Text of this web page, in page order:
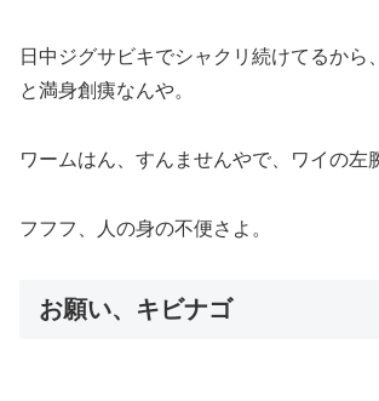
日中ジグサビキでシャクリ続けてるから
と満身創痍なんや。
ワームはん、すんませんやで、ワイの左
フフフ、人の身の不便さよ。
お願い、キビナゴ